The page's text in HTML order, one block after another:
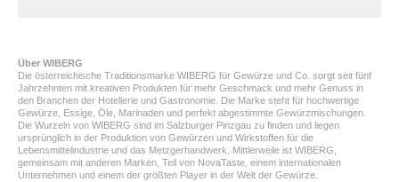
Über WIBERG
Die österreichische Traditionsmarke WIBERG für Gewürze und Co. sorgt seit fünf
Jahrzehnten mit kreativen Produkten für mehr Geschmack und mehr Genuss in
den Branchen der Hotellerie und Gastronomie. Die Marke steht für hochwertige
Gewürze, Essige, Öle, Marinaden und perfekt abgestimmte Gewürzmischungen.
Die Wurzeln von WIBERG sind im Salzburger Pinzgau zu finden und liegen
ursprünglich in der Produktion von Gewürzen und Wirkstoffen für die
Lebensmittelindustrie und das Metzgerhandwerk. Mittlerweile ist WIBERG,
gemeinsam mit anderen Marken, Teil von NovaTaste, einem internationalen
Unternehmen und einem der größten Player in der Welt der Gewürze.